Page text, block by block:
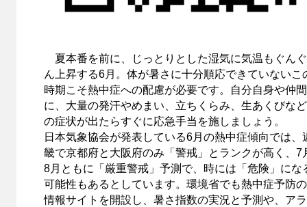
夏本番を前に、じっとりとした湿気に気温もぐんぐ
ん上昇する6月。体が暑さに十分順応できていないこ
時期こそ熱中症への配慮が必要です。自分自身や仲間
に、大量の発汗やめまい、立ちくらみ、生あくびなど
の症状が出たらすぐに応急手当を施しましょう。
日本気象協会が発表している6月の熱中症傾向では、
畿で京都府と大阪府のみ「警戒」とランクが高く、7
8月ともに「厳重警戒」予測で、時には「危険」にな
可能性もあるとしています。環境省でも熱中症予防の
情報サイトを開設し、暑さ指数の実況と予測や、アラ